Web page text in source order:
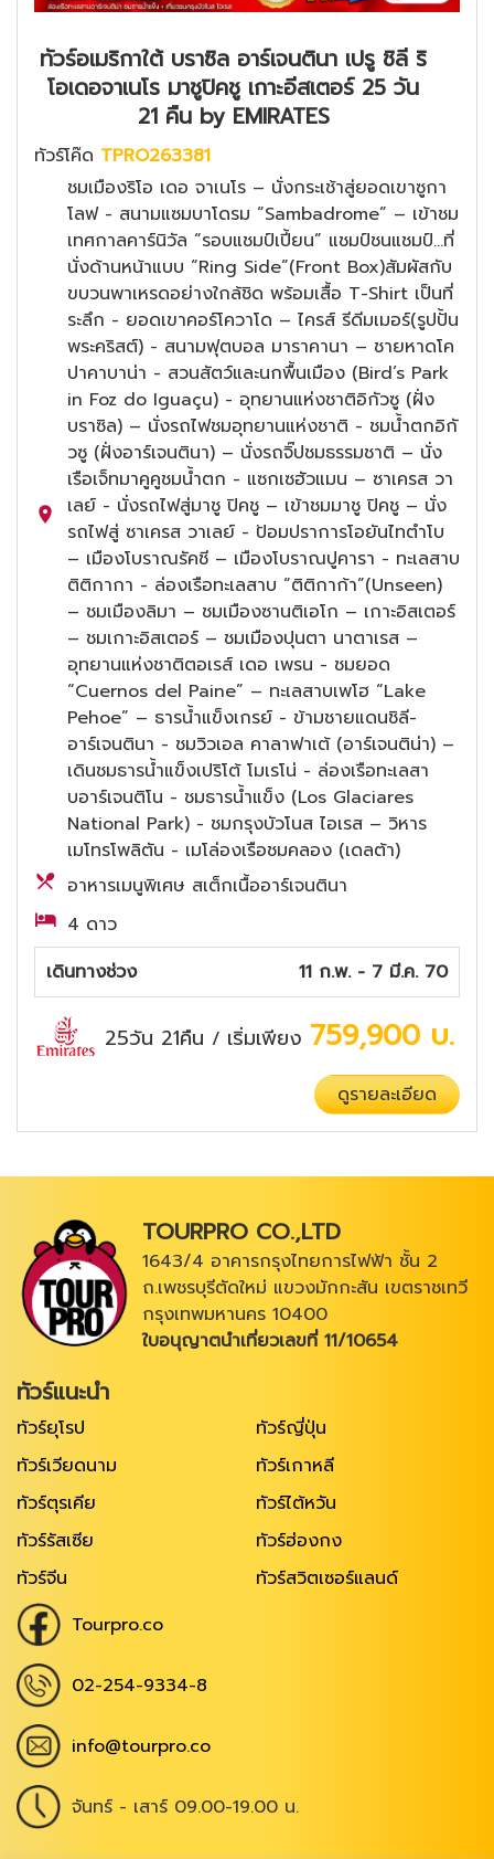
ทัวร์อเมริกาใต้ บราซิล อาร์เจนตินา เปรู ชิลี ริ
โอเดอจาเนโร มาชูปิคชู เกาะอีสเตอร์ 25 วัน
21 คืน by EMIRATES
ทัวร์โค๊ด TPRO263381
ชมเมืองริโอ เดอ จาเนโร – นั่งกระเช้าสู่ยอดเขาซูกา
โลฟ - สนามแซมบาโดรม “Sambadrome” – เข้าชม
เทศกาลคาร์นิวัล “รอบแชมป์เปี้ยน” แชมป์ชนแชมป์...ที่
นั่งด้านหน้าแบบ “Ring Side”(Front Box)สัมผัสกับ
ขบวนพาเหรดอย่างใกล้ชิด พร้อมเสื้อ T-Shirt เป็นที่
ระลึก - ยอดเขาคอร์โควาโด – ไครส์ รีดีมเมอร์(รูปปั้น
พระคริสต์) - สนามฟุตบอล มาราคานา – ชายหาดโค
ปาคาบาน่า - สวนสัตว์และนกพื้นเมือง (Bird’s Park
in Foz do Iguaçu) - อุทยานแห่งชาติอิกัวซู (ฝั่ง
บราซิล) – นั่งรถไฟชมอุทยานแห่งชาติ - ชมน้ำตกอิกั
วซู (ฝั่งอาร์เจนตินา) – นั่งรถจิ๊ปชมธรรมชาติ – นั่ง
เรือเจ็ทมาคูคูชมน้ำตก - แซกเซฮัวแมน – ซาเครส วา
เลย์ - นั่งรถไฟสู่มาชู ปิคชู – เข้าชมมาชู ปิคชู – นั่ง
รถไฟสู่ ซาเครส วาเลย์ - ป้อมปราการโอยันไทตำโบ
– เมืองโบราณรัคชี – เมืองโบราณปูคารา - ทะเลสาบ
ติติกากา - ล่องเรือทะเลสาบ “ติติกาก้า”(Unseen)
– ชมเมืองลิมา – ชมเมืองซานติเอโก – เกาะอิสเตอร์
– ชมเกาะอิสเตอร์ – ชมเมืองปุนตา นาตาเรส –
อุทยานแห่งชาติตอเรส์ เดอ เพรน - ชมยอด
“Cuernos del Paine” – ทะเลสาบเพโฮ “Lake
Pehoe” – ธารน้ำแข็งเกรย์ - ข้ามชายแดนชิลี-
อาร์เจนตินา - ชมวิวเอล คาลาฟาเต้ (อาร์เจนติน่า) –
เดินชมธารน้ำแข็งเปริโต้ โมเรโน่ - ล่องเรือทะเลสา
บอาร์เจนติโน - ชมธารน้ำแข็ง (Los Glaciares
National Park) - ชมกรุงบัวโนส ไอเรส – วิหาร
เมโทรโพลิตัน - เมโล่องเรือชมคลอง (เดลต้า)
อาหารเมนูพิเศษ สเต็กเนื้ออาร์เจนตินา
4 ดาว
เดินทางช่วง
11 ก.พ. - 7 มี.ค. 70
25วัน 21คืน / เริ่มเพียง 759,900 บ.
ดูรายละเอียด
TOURPRO CO.,LTD
1643/4 อาคารกรุงไทยการไฟฟ้า ชั้น 2
ถ.เพชรบุรีตัดใหม่ แขวงมักกะสัน เขตราชเทวี
กรุงเทพมหานคร 10400
ใบอนุญาตนำเที่ยวเลขที่ 11/10654
ทัวร์แนะนำ
ทัวร์ยุโรป
ทัวร์ญี่ปุ่น
ทัวร์เวียดนาม
ทัวร์เกาหลี
ทัวร์ตุรเคีย
ทัวร์ไต้หวัน
ทัวร์รัสเซีย
ทัวร์ฮ่องกง
ทัวร์จีน
ทัวร์สวิตเซอร์แลนด์
Tourpro.co
02-254-9334-8
info@tourpro.co
จันทร์ - เสาร์ 09.00-19.00 น.